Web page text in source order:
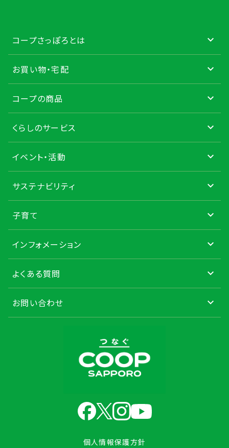
個人情報保護方針
コープさっぽろとは
お買い物・宅配
コープの商品
くらしのサービス
イベント・活動
サステナビリティ
子育て
インフォメーション
よくある質問
お問い合わせ